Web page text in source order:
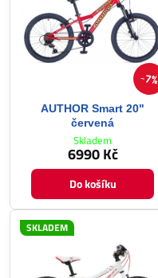
7%
AUTHOR Smart 20"
červená
Skladem
6990 Kč
Do košíku
SKLADEM